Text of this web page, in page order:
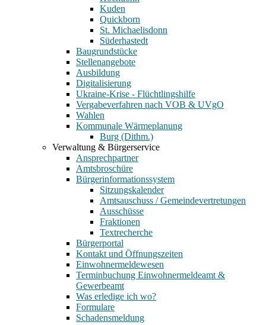
Kuden
Quickborn
St. Michaelisdonn
Süderhastedt
Baugrundstücke
Stellenangebote
Ausbildung
Digitalisierung
Ukraine-Krise - Flüchtlingshilfe
Vergabeverfahren nach VOB & UVgO
Wahlen
Kommunale Wärmeplanung
Burg (Dithm.)
Verwaltung & Bürgerservice
Ansprechpartner
Amtsbroschüre
Bürgerinformationssystem
Sitzungskalender
Amtsauschuss / Gemeindevertretungen
Ausschüsse
Fraktionen
Textrecherche
Bürgerportal
Kontakt und Öffnungszeiten
Einwohnermeldewesen
Terminbuchung Einwohnermeldeamt &
Gewerbeamt
Was erledige ich wo?
Formulare
Schadensmeldung